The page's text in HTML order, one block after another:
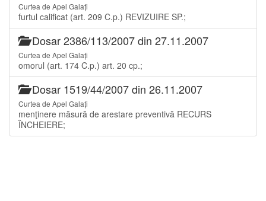
Curtea de Apel Galați
furtul calificat (art. 209 C.p.) REVIZUIRE SP.;
Dosar 2386/113/2007 din 27.11.2007
Curtea de Apel Galați
omorul (art. 174 C.p.) art. 20 cp.;
Dosar 1519/44/2007 din 26.11.2007
Curtea de Apel Galați
menţinere măsură de arestare preventivă RECURS
ÎNCHEIERE;